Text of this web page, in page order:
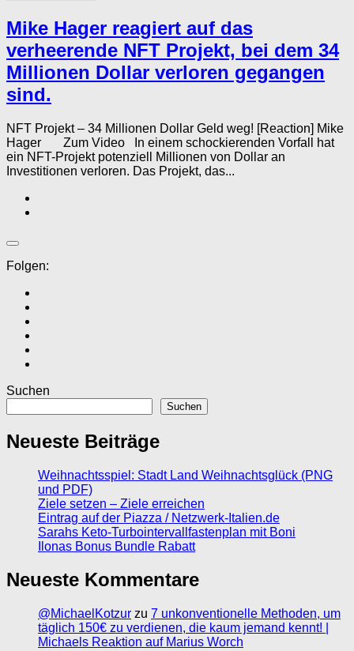
Mike Hager reagiert auf das
verheerende NFT Projekt, bei dem 34
Millionen Dollar verloren gegangen
sind.
NFT Projekt – 34 Millionen Dollar Geld weg! [Reaction] Mike
Hager Zum Video In einem schockierenden Vorfall hat
ein NFT-Projekt potenziell Millionen von Dollar an
Investitionen verloren. Das Projekt, das...
Folgen:
Suchen
Suchen
Neueste Beiträge
Weihnachtsspiel: Stadt Land Weihnachtsglück (PNG
und PDF)
Ziele setzen – Ziele erreichen
Eintrag auf der Piazza / Netzwerk-Italien.de
Sarahs Keto-Turbointervallfastenplan mit Boni
Ilonas Bonus Bundle Rabatt
Neueste Kommentare
@MichaelKotzur zu 7 unkonventionelle Methoden, um
täglich 150€ zu verdienen, die kaum jemand kennt! |
Michaels Reaktion auf Marius Worch